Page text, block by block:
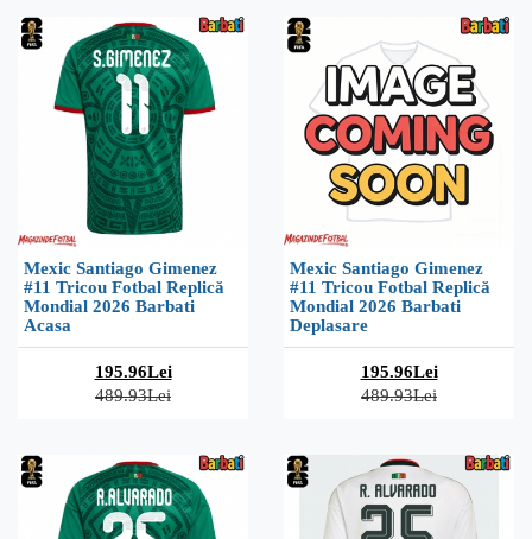
Mexic Santiago Gimenez
#11 Tricou Fotbal Replică
Mondial 2026 Barbati
Acasa
195.96Lei
489.93Lei
Mexic Santiago Gimenez
#11 Tricou Fotbal Replică
Mondial 2026 Barbati
Deplasare
195.96Lei
489.93Lei